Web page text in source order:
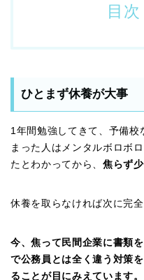
目次
ひとまず休養が大事
1年間勉強してきて、予備校
まった人はメンタルボロボ
たとわかってから、焦らず
休養を取らなければ次に完
今、焦って民間企業に書類
で公務員とは全く違う対策
ることが目にみえています。